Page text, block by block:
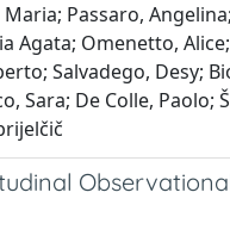
Passaro,
Agata; Omenetto,
Salvadego, Desy;
Sara; De Colle, Paolo;